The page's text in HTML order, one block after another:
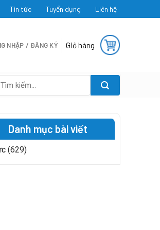
Tin tức Tuyển dụng Liên hệ
NHẬP / ĐĂNG KÝ Giỏ hàng
Danh mục bài viết
(629)